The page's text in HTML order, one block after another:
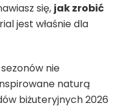
się, jak zrobić
jest właśnie dla
nie
naturą
biżuteryjnych 2026